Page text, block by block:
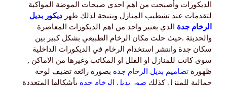
الديكورات وأصبحت من اهم احدى صيحات الموضة المواكبة
لتقدمات عند تشطيب المنازل ونتيجة لذلك ظهر ديكور بديل
الرخام جدة
الذي يعتبر واحد من اهم الديكورات المعاصرة
والحديثة .حيث حلت مكان الرخام الطبيعي بشكل كبير بين
سكان جدة وانتشر استخدام الرخام في الديكورات الداخلية
سوى كانت للمنازل او الفلل او المكاتب وغيرها من الاماكن ,
ظهورة تصاميم بديل الرخام جده بصوره رائعة تضيف لوحة
جمالية للمنزل كذلك صور بديل الرخام جده بأشكالها المتعددة